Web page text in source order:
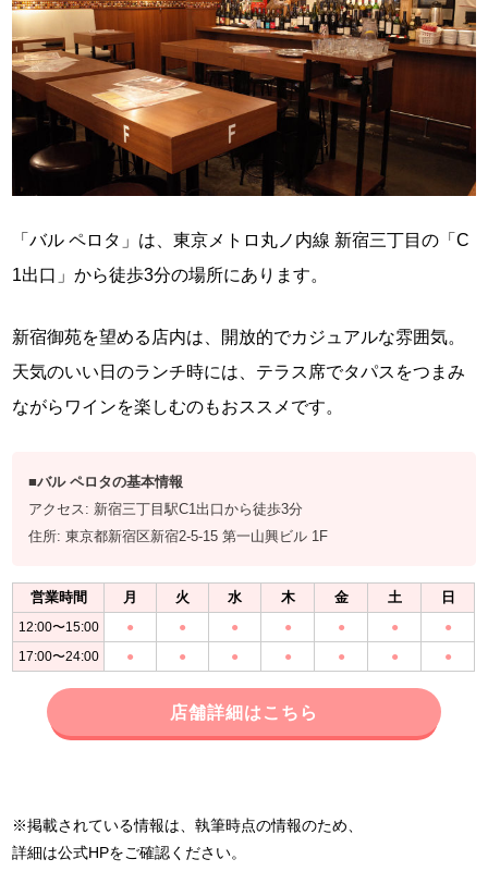
「バル ペロタ」は、東京メトロ丸ノ内線 新宿三丁目の「C
1出口」から徒歩3分の場所にあります。
新宿御苑を望める店内は、開放的でカジュアルな雰囲気。
天気のいい日のランチ時には、テラス席でタパスをつまみ
ながらワインを楽しむのもおススメです。
■バル ペロタの基本情報
アクセス: 新宿三丁目駅C1出口から徒歩3分
住所: 東京都新宿区新宿2-5-15 第一山興ビル 1F
営業時間 月 火 水 木 金 土
日
12:00〜15:00
● ● ● ● ● ●
●
17:00〜24:00
● ● ● ● ● ● ●
店舗詳細はこちら
※掲載されている情報は、執筆時点の情報のため、
詳細は公式HPをご確認ください。